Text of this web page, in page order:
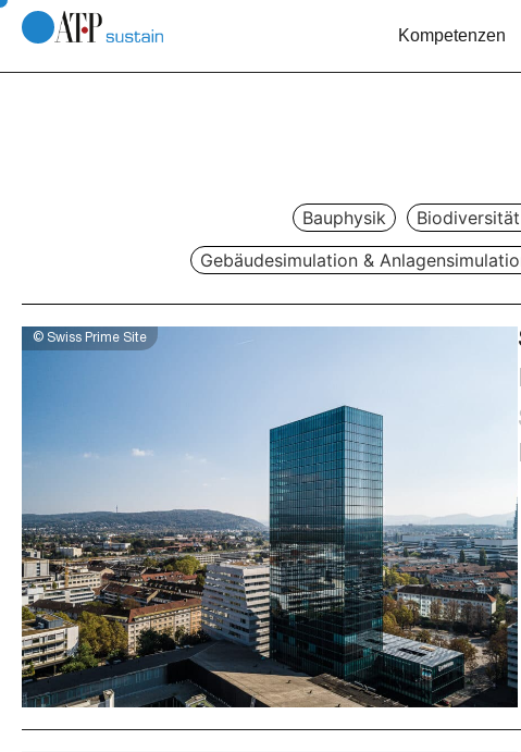
Kompetenzen
Bauphysik
Gebäudesimulation &
© Swiss Prime Site